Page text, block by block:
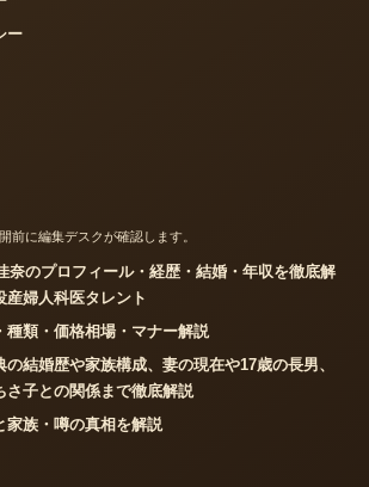
ー
前に編集デスクが確認します。
奈のプロフィール・経歴・結婚・年収を徹底解
産婦人科医タレント
種類・価格相場・マナー解説
の結婚歴や家族構成、妻の現在や17歳の長男、
さ子との関係まで徹底解説
家族・噂の真相を解説